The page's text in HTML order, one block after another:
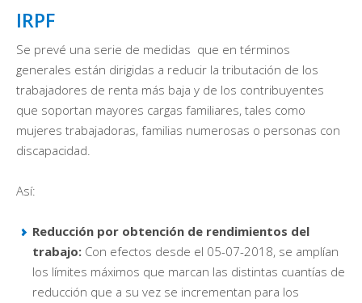
IRPF
Se prevé una serie de medidas que en términos
generales están dirigidas a reducir la tributación de los
trabajadores de renta más baja y de los contribuyentes
que soportan mayores cargas familiares, tales como
mujeres trabajadoras, familias numerosas o personas con
discapacidad.
Así:
Reducción por obtención de rendimientos del
trabajo: Con efectos desde el 05-07-2018, se amplían
los límites máximos que marcan las distintas cuantías de
reducción que a su vez se incrementan para los